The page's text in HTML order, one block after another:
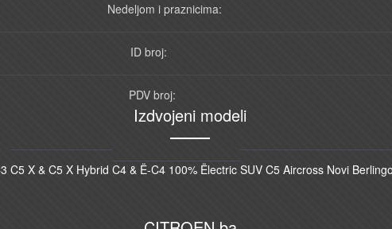
Nedeljom i praznicima:
ID broj:
PDV broj:
Izdvojeni modeli
C5 X & C5 X Hybrid C4 & Ë-C4 100% Ëlectric SUV C5 Aircross Novi Berlingo